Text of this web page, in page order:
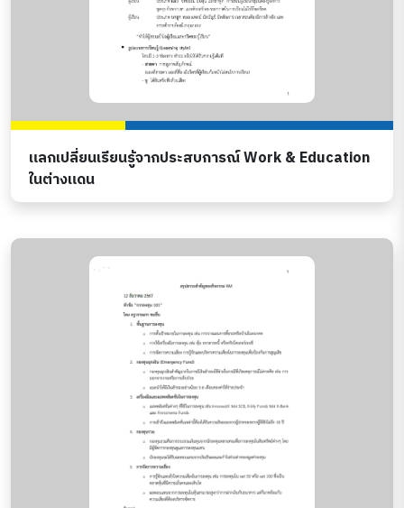
แลกเปลี่ยนเรียนรู้จากประสบการณ์ Work & Education
ในต่างแดน